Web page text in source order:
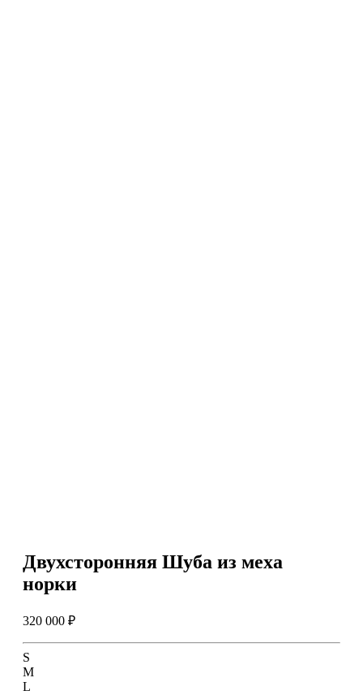
Двухсторонняя Шуба из меха
норки
320 000 ₽
S
M
L